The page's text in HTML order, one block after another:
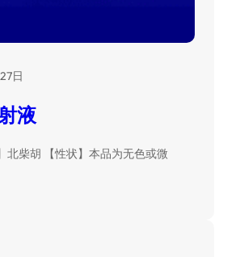
日
液
北柴胡 【性状】本品为无色或微